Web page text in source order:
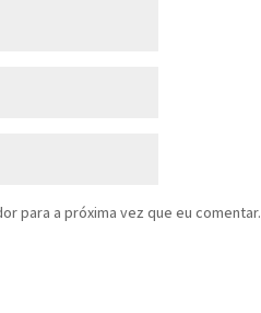
para a próxima vez que eu comentar.